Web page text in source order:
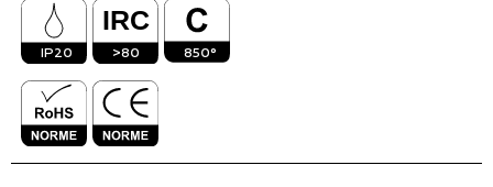
IP20 >80 850°